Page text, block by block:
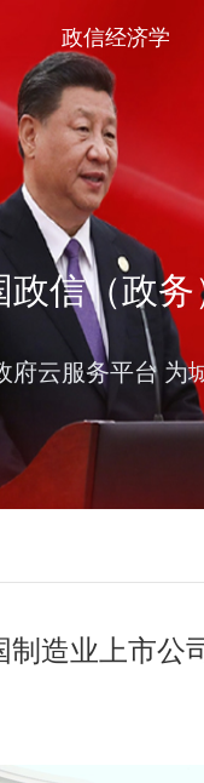
政信（政
府云服务平台 为
政信经济学
造业上市公